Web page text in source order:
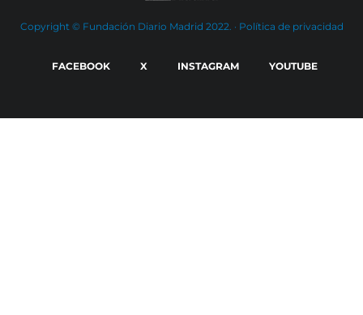
Copyright © Fundación Diario Madrid 2022. · Política de privacidad
FACEBOOK X INSTAGRAM YOUTUBE